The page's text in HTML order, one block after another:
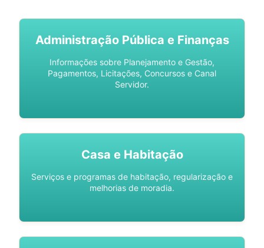
Administração Pública e Finanças
Informações sobre Planejamento e Gestão,
Pagamentos, Licitações, Concursos e Canal
Servidor.
Casa e Habitação
Serviços e programas de habitação, regularização e
melhorias de moradia.